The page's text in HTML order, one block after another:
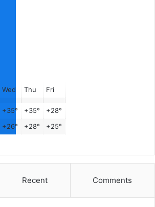
Wed Thu Fri
+35° +35° +28°
+26° +28° +25°
Recent Comments